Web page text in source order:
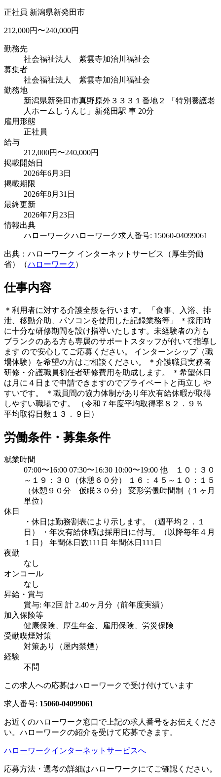
正社員 新潟県新発田市
212,000円〜240,000円
勤務先
社会福祉法人 紫雲寺加治川福祉会
募集者
社会福祉法人 紫雲寺加治川福祉会
勤務地
新潟県新発田市真野原外３３３１番地２ 「特別養護老
人ホームしうんじ」 新発田駅 車 20分
雇用形態
正社員
給与
212,000円〜240,000円
掲載開始日
2026年6月3日
掲載期限
2026年8月31日
最終更新
2026年7月23日
情報出典
ハローワークハローワーク求人番号: 15060-04099061
出典：ハローワーク インターネットサービス（厚生労働
省）（ハローワーク ）
仕事内容
＊利用者に対する介護全般を行います。 「食事、入浴、排
泄、移動介助、パソコンを使用した記録業務等」 ＊採用時
に十分な研修期間を設け指導いたします。未経験者の方も
ブランクのある方も専属のサポートスタッフが付いて指導し
ます ので安心してご応募ください。 インターンシップ（職
場体験）を希望の方はご相談ください。 ＊介護職員実務者
研修・介護職員初任者研修費用を助成します。 ＊希望休日
は月に４日まで申請できますのでプライベートと両立し や
すいです。 ＊職員間の協力体制があり年次有給休暇が取得
しやすい職場です。 （令和７年度平均取得率８２．９％
平均取得日数１３．９日）
労働条件・募集条件
就業時間
07:00〜16:00 07:30〜16:30 10:00〜19:00 他 １０：３０
～１９：３０（休憩６０分） １６：４５～１０：１５
（休憩９０分 仮眠３０分） 変形労働時間制（１ヶ月
単位）
休日
・休日は勤務割表により示します。（週平均２．１
日） ・年次有給休暇は採用日に付与。（以降毎年４月
１日） 年間休日数111日 年間休日111日
夜勤
なし
オンコール
なし
昇給・賞与
賞与: 年2回 計 2.40ヶ月分（前年度実績）
加入保険等
健康保険、厚生年金、雇用保険、労災保険
受動喫煙対策
対策あり（屋内禁煙）
経験
不問
この求人への応募はハローワークで受け付けています
求人番号: 15060-04099061
お近くのハローワーク窓口で上記の求人番号をお伝えくださ
い。ハローワークの紹介を受けて応募できます。
ハローワークインターネットサービスへ
応募方法・選考の詳細はハローワークにてご確認ください。